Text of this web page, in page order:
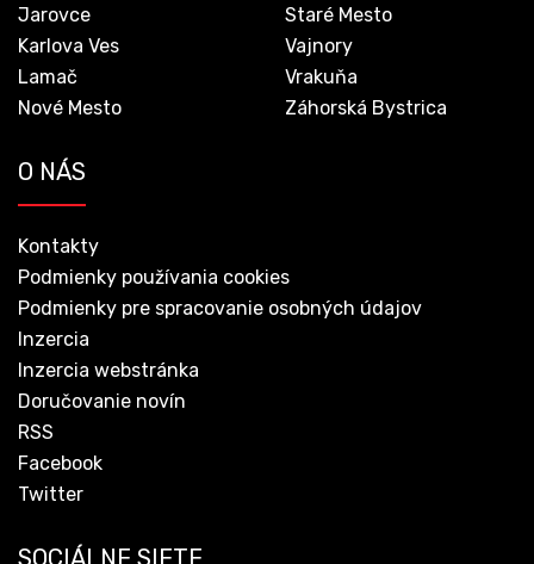
Jarovce
Karlova Ves
Lamač
Nové Mesto
Staré Mesto
Vajnory
Vrakuňa
Záhorská Bystrica
O NÁS
Kontakty
Podmienky používania cookies
Podmienky pre spracovanie osobných údajov
Inzercia
Inzercia webstránka
Doručovanie novín
RSS
Facebook
Twitter
SOCIÁLNE SIETE